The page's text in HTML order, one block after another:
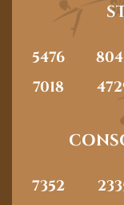
5476
7018
7352